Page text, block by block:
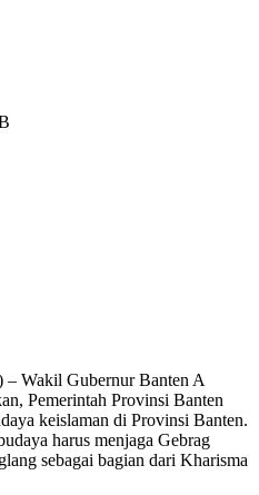
– Wakil Gubernur Banten A
Pemerintah Provinsi Banten
keislaman di Provinsi Banten.
harus menjaga Gebrag
sebagai bagian dari Kharisma